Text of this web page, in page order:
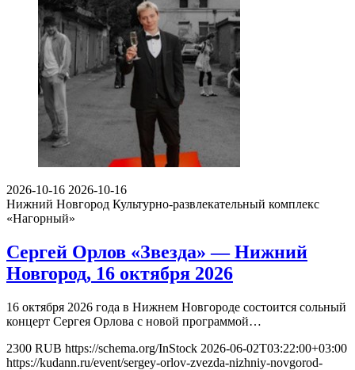
2026-10-16 2026-10-16
Нижний Новгород Культурно-развлекательный комплекс
«Нагорный»
Сергей Орлов «Звезда» — Нижний
Новгород, 16 октября 2026
16 октября 2026 года в Нижнем Новгороде состоится сольный
концерт Сергея Орлова с новой программой…
2300 RUB https://schema.org/InStock 2026-06-02T03:22:00+03:00
https://kudann.ru/event/sergey-orlov-zvezda-nizhniy-novgorod-